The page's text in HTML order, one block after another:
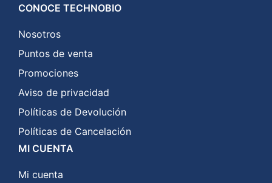
CONOCE TECHNOBIO
Nosotros
Puntos de venta
Promociones
Aviso de privacidad
Políticas de Devolución
Políticas de Cancelación
MI CUENTA
Mi cuenta